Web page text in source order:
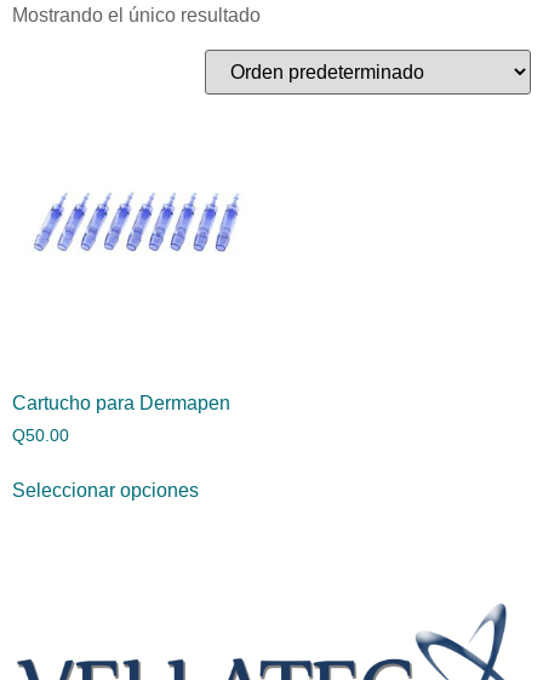
Mostrando el único resultado
Cartucho para Dermapen
Q50.00
Seleccionar opciones